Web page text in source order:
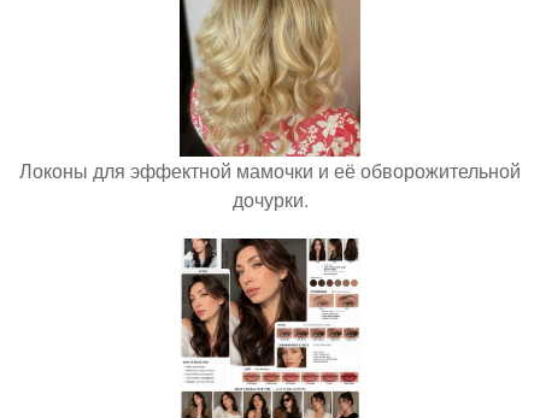
Локоны для эффектной мамочки и её обворожительной
дочурки.